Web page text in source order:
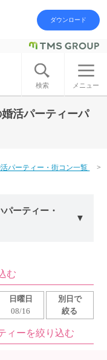
アカウント登録
ダウンロード
検索 メニュー
活パーティーパ
パーティー・街コン一覧
ーティー・
む
日曜日
08/16
別日で
絞る
ィーを絞り込む